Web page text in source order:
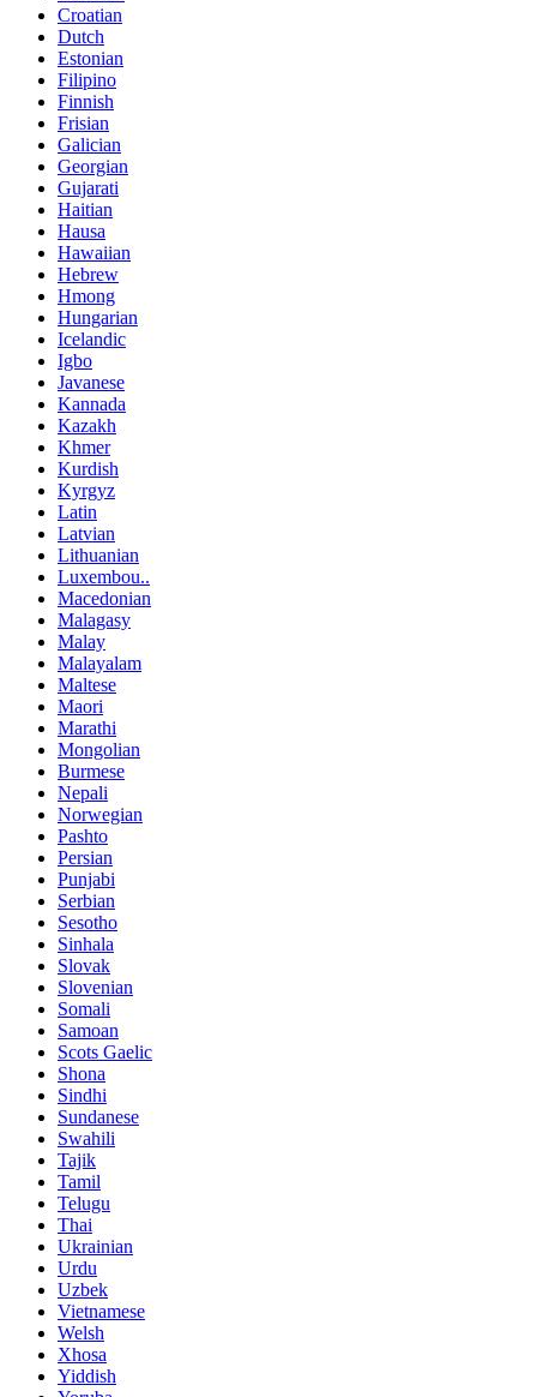
Croatian
Dutch
Estonian
Filipino
Finnish
Frisian
Galician
Georgian
Gujarati
Haitian
Hausa
Hawaiian
Hebrew
Hmong
Hungarian
Icelandic
Igbo
Javanese
Kannada
Kazakh
Khmer
Kurdish
Kyrgyz
Latin
Latvian
Lithuanian
Luxembou..
Macedonian
Malagasy
Malay
Malayalam
Maltese
Maori
Marathi
Mongolian
Burmese
Nepali
Norwegian
Pashto
Persian
Punjabi
Serbian
Sesotho
Sinhala
Slovak
Slovenian
Somali
Samoan
Scots Gaelic
Shona
Sindhi
Sundanese
Swahili
Tajik
Tamil
Telugu
Thai
Ukrainian
Urdu
Uzbek
Vietnamese
Welsh
Xhosa
Yiddish